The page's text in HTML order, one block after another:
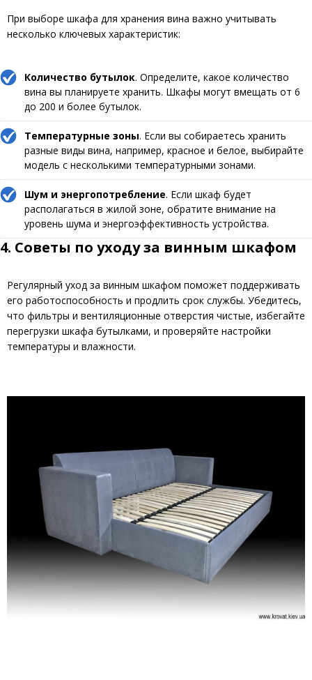
При выборе шкафа для хранения вина важно учитывать
несколько ключевых характеристик:
Количество бутылок. Определите, какое количество
вина вы планируете хранить. Шкафы могут вмещать от 6
до 200 и более бутылок.
Температурные зоны. Если вы собираетесь хранить
разные виды вина, например, красное и белое, выбирайте
модель с несколькими температурными зонами.
Шум и энергопотребление. Если шкаф будет
располагаться в жилой зоне, обратите внимание на
уровень шума и энергоэффективность устройства.
4. Советы по уходу за винным шкафом
Регулярный уход за винным шкафом поможет поддерживать
его работоспособность и продлить срок службы. Убедитесь,
что фильтры и вентиляционные отверстия чистые, избегайте
перегрузки шкафа бутылками, и проверяйте настройки
температуры и влажности.